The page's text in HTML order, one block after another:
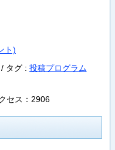
ト)
タグ : 投稿プログラム
セス：2906